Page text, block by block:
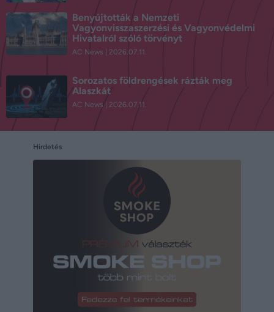
Benyújtották a Nemzeti
Vagyonvisszaszerzési és Vagyonvédelmi
Hivatalról szóló törvényt
AC News 2026.07.11.
Sorozatos földrengések rázták meg
Alaszkát
AC News 2026.07.11.
Hirdetés